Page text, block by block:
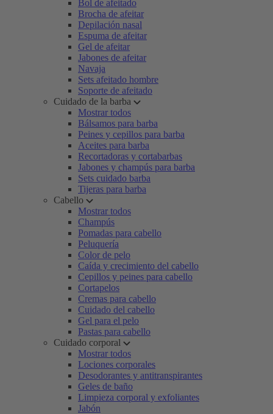
Bol de afeitado
Brocha de afeitar
Depilación nasal
Espuma de afeitar
Gel de afeitar
Jabones de afeitar
Navaja
Sets afeitado hombre
Soporte de afeitado
Cuidado de la barba
Mostrar todos
Bálsamos para barba
Peines y cepillos para barba
Aceites para barba
Recortadoras y cortabarbas
Jabones y champús para barba
Sets cuidado barba
Tijeras para barba
Cabello
Mostrar todos
Champús
Pomadas para cabello
Peluquería
Color de pelo
Caída y crecimiento del cabello
Cepillos y peines para cabello
Cortapelos
Cremas para cabello
Cuidado del cabello
Gel para el pelo
Pastas para cabello
Cuidado corporal
Mostrar todos
Lociones corporales
Desodorantes y antitranspirantes
Geles de baño
Limpieza corporal y exfoliantes
Jabón